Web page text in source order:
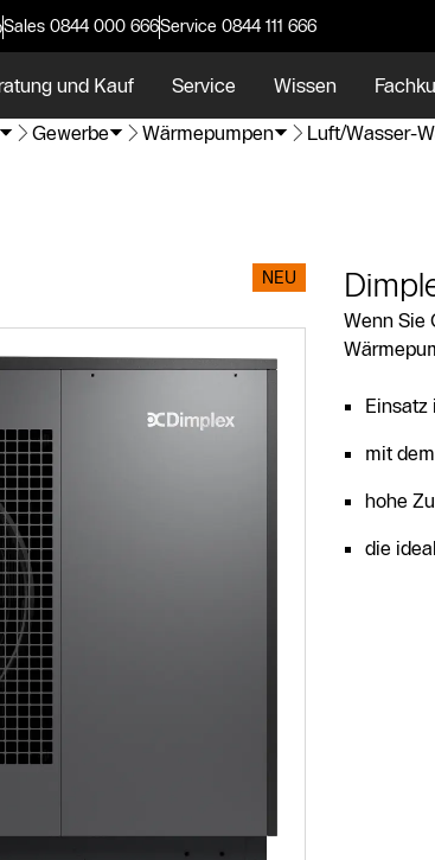
Sales 0844 000 666Service 0844 111 666
und Kauf Service Wissen
Gewerbe Wärmepumpen Luft/Wasser-
NEU
Wenn Sie
Einsatz
mit
hohe
die